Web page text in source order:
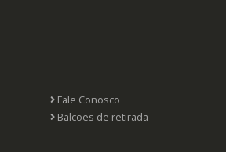
Fale Conosco
Balcões de retirada